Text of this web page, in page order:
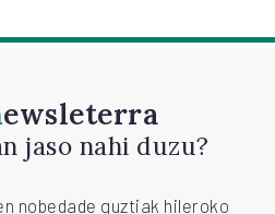
newsleterra
jaso nahi duzu?
nobedade guztiak hileroko